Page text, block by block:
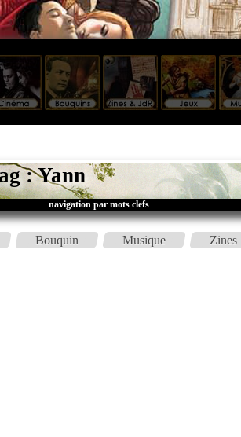
: Yann
navigation par mots clefs
Bouquin Musique Zines